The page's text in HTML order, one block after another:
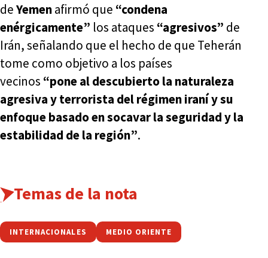
deYemenafirmó que “condena
enérgicamente” los ataques “agresivos” de
Irán, señalando que el hecho de que Teherán
tome como objetivo a los países
vecinos “pone al descubierto la naturaleza
agresiva y terrorista del régimen iraní y su
enfoque basado en socavar la seguridad y la
estabilidad de la región”.
Temas de la nota
INTERNACIONALES MEDIO ORIENTE